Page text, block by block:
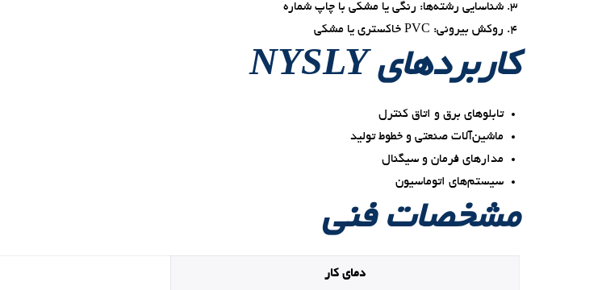
شناسایی رشته‌ها: رنگی یا مشکی با چاپ شماره
روکش بیرونی: PVC خاکستری یا مشکی
کاربردهای NYSLY
تابلوهای برق و اتاق کنترل
ماشین‌آلات صنعتی و خطوط تولید
مدارهای فرمان و سیگنال
سیستم‌های اتوماسیون
مشخصات فنی
دمای کار